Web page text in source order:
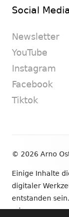
Social Media
Newsletter
YouTube
Instagram
Facebook
Tiktok
© 2026 Arno
Einige Inhalte
digitaler
entstanden
mir.